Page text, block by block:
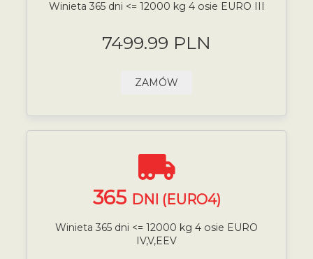
Winieta 365 dni <= 12000 kg 4 osie EURO III
7499.99 PLN
ZAMÓW
365 DNI (EURO4)
Winieta 365 dni <= 12000 kg 4 osie EURO
IV,V,EEV